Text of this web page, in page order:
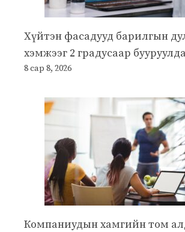
Хүйтэн фасадууд барилгын
хэмжээг 2 градусаар бууруулдаг
8 сар 8, 2026
Компаниудын хамгийн том